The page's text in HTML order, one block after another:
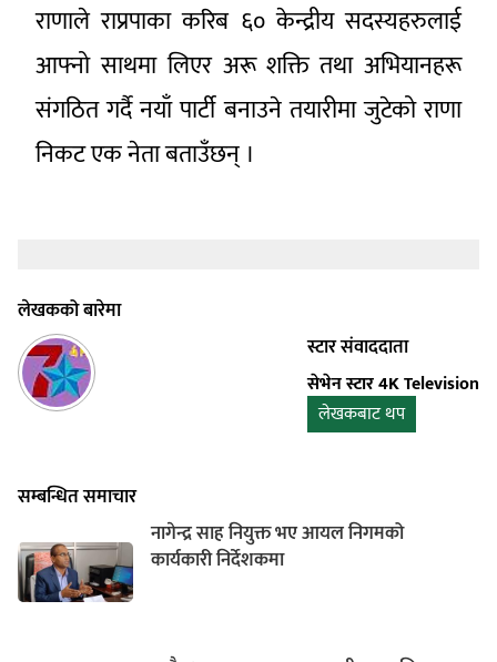
राणाले राप्रपाका करिब ६० केन्द्रीय सदस्यहरुलाई
आफ्नो साथमा लिएर अरू शक्ति तथा अभियानहरू
संगठित गर्दै नयाँ पार्टी बनाउने तयारीमा जुटेको राणा
निकट एक नेता बताउँछन् ।
लेखकको बारेमा
स्टार संवाददाता
सेभेन स्टार 4K Television
लेखकबाट थप
सम्बन्धित समाचार
नागेन्द्र साह नियुक्त भए आयल निगमको
कार्यकारी निर्देशकमा